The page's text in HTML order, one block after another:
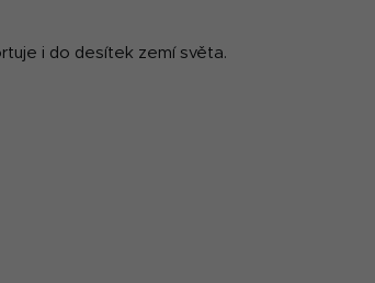
i do desítek zemí světa.